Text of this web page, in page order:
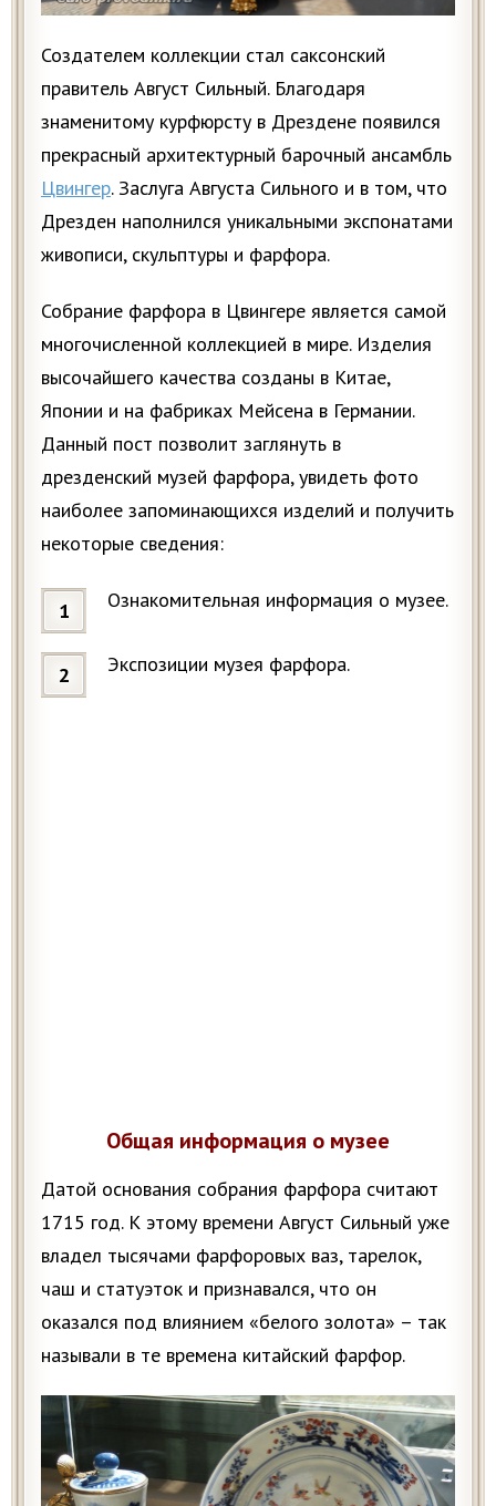
Создателем коллекции стал саксонский
правитель Август Сильный. Благодаря
знаменитому курфюрсту в Дрездене появился
прекрасный архитектурный барочный ансамбль
Цвингер. Заслуга Августа Сильного и в том, что
Дрезден наполнился уникальными экспонатами
живописи, скульптуры и фарфора.
Собрание фарфора в Цвингере является самой
многочисленной коллекцией в мире. Изделия
высочайшего качества созданы в Китае,
Японии и на фабриках Мейсена в Германии.
Данный пост позволит заглянуть в
дрезденский музей фарфора, увидеть фото
наиболее запоминающихся изделий и получить
некоторые сведения:
Ознакомительная информация о музее.
Экспозиции музея фарфора.
Общая информация о музее
Датой основания собрания фарфора считают
1715 год. К этому времени Август Сильный уже
владел тысячами фарфоровых ваз, тарелок,
чаш и статуэток и признавался, что он
оказался под влиянием «белого золота» – так
называли в те времена китайский фарфор.